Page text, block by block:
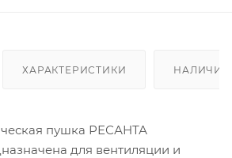
ХАРАКТЕРИСТИКИ НАЛИЧИЕ
пушка РЕСАНТА
для вентиляции и